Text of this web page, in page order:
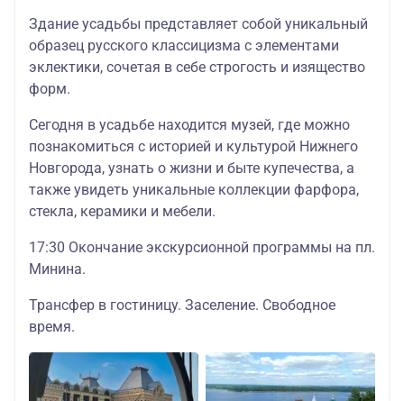
Здание усадьбы представляет собой уникальный
образец русского классицизма с элементами
эклектики, сочетая в себе строгость и изящество
форм.
Сегодня в усадьбе находится музей, где можно
познакомиться с историей и культурой Нижнего
Новгорода, узнать о жизни и быте купечества, а
также увидеть уникальные коллекции фарфора,
стекла, керамики и мебели.
17:30 Окончание экскурсионной программы на пл.
Минина.
Трансфер в гостиницу. Заселение. Свободное
время.